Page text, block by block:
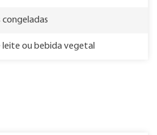
congeladas
leite ou bebida vegetal